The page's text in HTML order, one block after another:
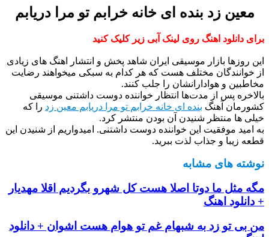
معین زد بنده ای خانه خرابم تو مرا دریابم
برای دانلود اهنگ روی لینک آبی زیر کلیک کنید
این روزها بازار موسیقی ایران شاهد پخش و انتشار اهنگ های زیادی
از خوانندگان مختلف هست که هر کدام به سبکی میخواهند رضایت
مخاطبین و هوادارانشان را جلب کنند.
بالاخره پس از مدت‌ها انتظار خواننده دوست داشتنی موسیقی
کشورمان آهنگ بنده ای خانه خرابم تو مرا دریابم معین زد را که
خیلی ها منتظر شنیدن آن بودن منتشر کرد.
به امید موفقیت این خواننده دوست داشتنی. امیدواریم از شنیدن این
قطعه زیبا و جذاب لذت ببرید.
نوشته های مشابه
مگه مثل ما دوتا اصلا هست کل شهرو بگردیم اقلا مهدیار
+ دانلود اهنگ
من بی تو زد به شبهام غم تو هوام هست اشوان + دانلود